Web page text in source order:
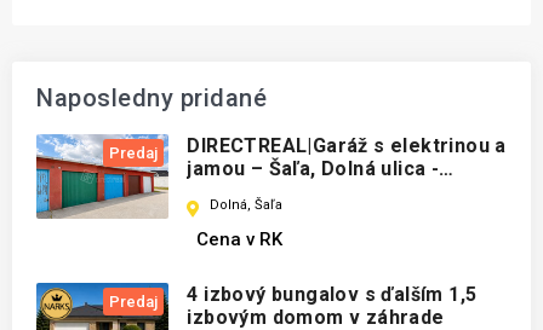
Naposledny pridané
Predaj
DIRECTREAL|Garáž s elektrinou a
jamou – Šaľa, Dolná ulica -
Dolná, Šaľa
Cena v RK
Predaj
4 izbový bungalov s ďalším 1,5
izbovým domom v záhrade